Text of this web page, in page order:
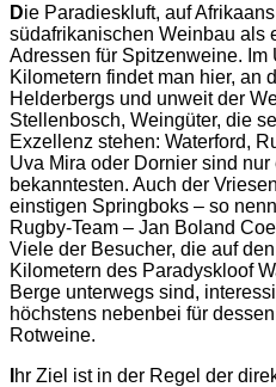
Die Paradieskluft, auf
südafrikanischen Weinbau als
Adressen für Spitzenweine. Im
Kilometern findet man hier, an
Helderbergs und unweit der
Stellenbosch, Weingüter, die
Exzellenz stehen: Waterford,
Uva Mira oder Dornier sind nur
bekanntesten. Auch der
einstigen Springboks – so
Rugby-Team – Jan Boland
Viele der Besucher, die auf
Kilometern des Paradyskloof
Berge unterwegs sind,
höchstens nebenbei für
Rotweine.
hr Ziel ist in der Regel der